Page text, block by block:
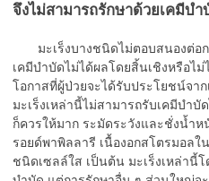
จึงไม่สามารถรักษาด้วยเคมีบำ
มะเร็งบางชนิดไม่ตอบสนองต่อก
เคมีบำบัดไม่ได้ผลโดยสิ้นเชิงหรือไ
โอกาสที่ผู้ป่วยจะได้รับประโยชน์จา
มะเร็งเหล่านี้ไม่สามารถรับเคมีบำบั
ก็ควรให้มาก ระมัดระวังและชั่งน้ำ
รอยด์พาพิลลารี เนื้องอกสโตรมอลใ
ชนิดเซลล์ใส เป็นต้น มะเร็งเหล่านี้